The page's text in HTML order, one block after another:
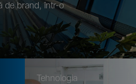
de brand, într-o
Tehno­logia